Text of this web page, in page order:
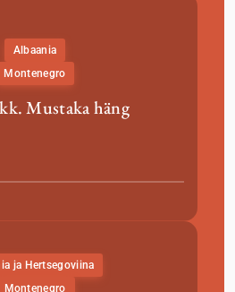
Albaania
Montenegro
Mustaka häng
ja Hertsegoviina
Montenegro